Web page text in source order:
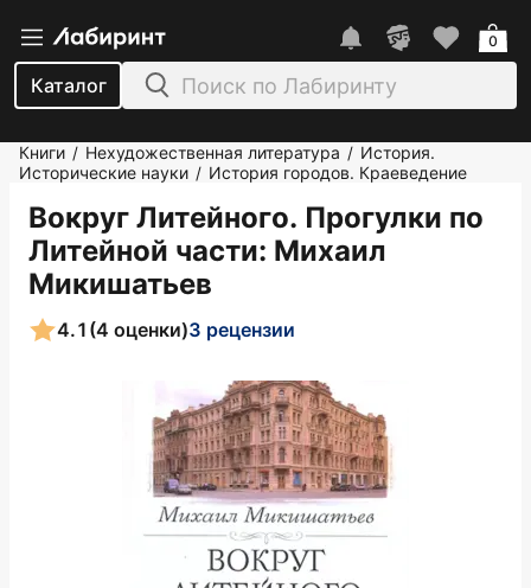
Каталог
0
Книги / Нехудожественная литература / История.
Исторические науки / История городов. Краеведение
Вокруг Литейного. Прогулки по
Литейной части: Михаил
Микишатьев
4.1 (4 оценки)3 рецензии